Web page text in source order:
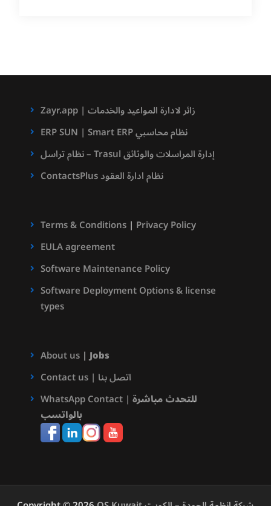
Zayr.app | زائر لادارة المواعيد والخدمات
ERP SUN | Smart ERP نظام محاسبي
نظام تراسل – Trasul إدارة المراسلات والوثائق
ContactsPlus نظام ادارة العقود
Terms & Conditions| Privacy Policy
EULA agreement
Software Maintenance Policy
Software Deployment Options & license
types
About us|Jobs
Contact us | اتصل بنا
WhatsApp Contact | للتحدث مباشرة
بالواتسب